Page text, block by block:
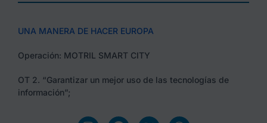
UNA MANERA DE HACER EUROPA
Operación: MOTRIL SMART CITY
OT 2. “Garantizar un mejor uso de las tecnologías de
información”;